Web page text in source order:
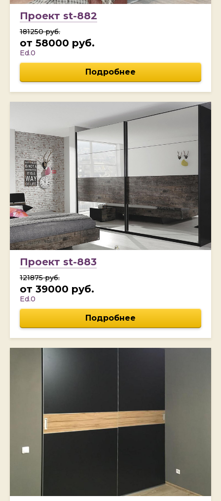
Проект st-882
181250 руб.
от 58000 руб.
Ed.0
Подробнее
Проект st-883
121875 руб.
от 39000 руб.
Ed.0
Подробнее